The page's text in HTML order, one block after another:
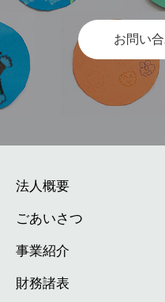
お問い
法人概要
ごあいさつ
事業紹介
財務諸表